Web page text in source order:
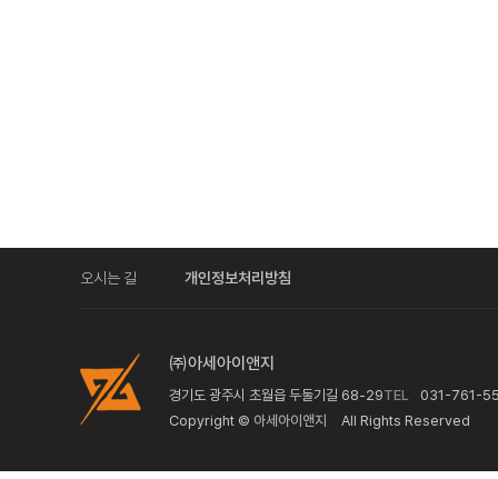
오시는 길 개인정보처리방침
㈜아세아이앤지
경기도 광주시 초월읍 두둘기길 68-29TEL
031-761-
Copyright © 아세아이앤지 All Rights Reserved